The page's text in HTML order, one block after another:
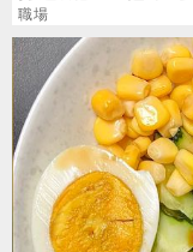
業 網嘆：比保全爽
職場